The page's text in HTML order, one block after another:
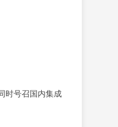
时号召国内集成